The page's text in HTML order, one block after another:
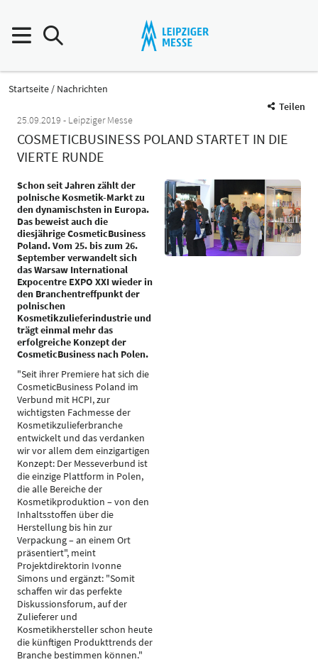
Startseite
Nachrichten
Teilen
25.09.2019
Leipziger Messe
COSMETICBUSINESS POLAND STARTET IN DIE
VIERTE RUNDE
Schon seit Jahren zählt der
polnische Kosmetik-Markt zu
den dynamischsten in Europa.
Das beweist auch die
diesjährige CosmeticBusiness
Poland. Vom 25. bis zum 26.
September verwandelt sich
das Warsaw International
Expocentre EXPO XXI wieder in
den Branchentreffpunkt der
polnischen
Kosmetikzulieferindustrie und
trägt einmal mehr das
erfolgreiche Konzept der
CosmeticBusiness nach Polen.
"Seit ihrer Premiere hat sich die
CosmeticBusiness Poland im
Verbund mit HCPI, zur
wichtigsten Fachmesse der
Kosmetikzulieferbranche
entwickelt und das verdanken
wir vor allem dem einzigartigen
Konzept: Der Messeverbund ist
die einzige Plattform in Polen,
die alle Bereiche der
Kosmetikproduktion – von den
Inhaltsstoffen über die
Herstellung bis hin zur
Verpackung – an einem Ort
präsentiert", meint
Projektdirektorin Ivonne
Simons und ergänzt: "Somit
schaffen wir das perfekte
Diskussionsforum, auf der
Zulieferer und
Kosmetikhersteller schon heute
die künftigen Produkttrends der
Branche bestimmen können."